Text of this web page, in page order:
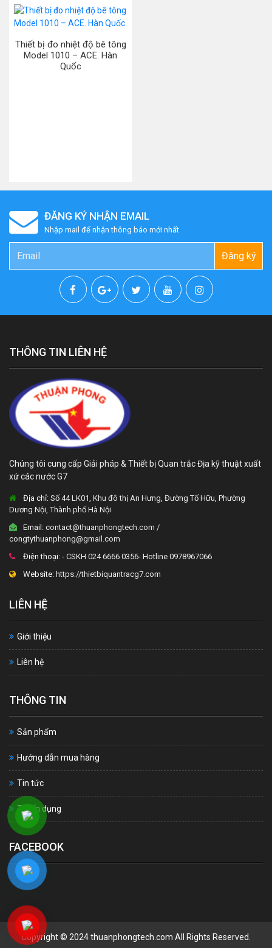
Thiết bị đo nhiệt độ bê tông
Model 1010 – ACE. Hàn
Quốc
ĐĂNG KÝ NHẬN EMAIL
Nhập mail để nhận thông báo mới nhất
Đăng ký
THÔNG TIN LIÊN HỆ
Chúng tôi cung cấp Giải pháp & Thiết bị Quan trắc Địa kỹ thuật xuất
xứ các nước G7
Địa chỉ: Số 44 LK01, Khu đô thị An Hưng, Đường Tố Hữu, Phường
Dương Nội, Thành phố Hà Nội
Email: contact@thuanphongtech.com /
congtythuanphong@gmail.com
Điện thoại: - CSKH 024 6666 0356- Hotline 0978967066
Website: https://thietbiquantracg7.com
LIÊN HỆ
Giới thiệu
Liên hệ
THÔNG TIN
Sản phẩm
Hướng dẫn mua hàng
Tin tức
Tuyển dụng
FACEBOOK
Copyright © 2024 thuanphongtech.com All Rights Reserved.